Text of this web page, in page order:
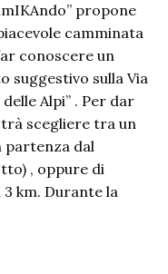
propone
camminata
conoscere un
suggestivo sulla Via
Alpi” . Per dar
scegliere tra un
partenza dal
, oppure di
km. Durante la